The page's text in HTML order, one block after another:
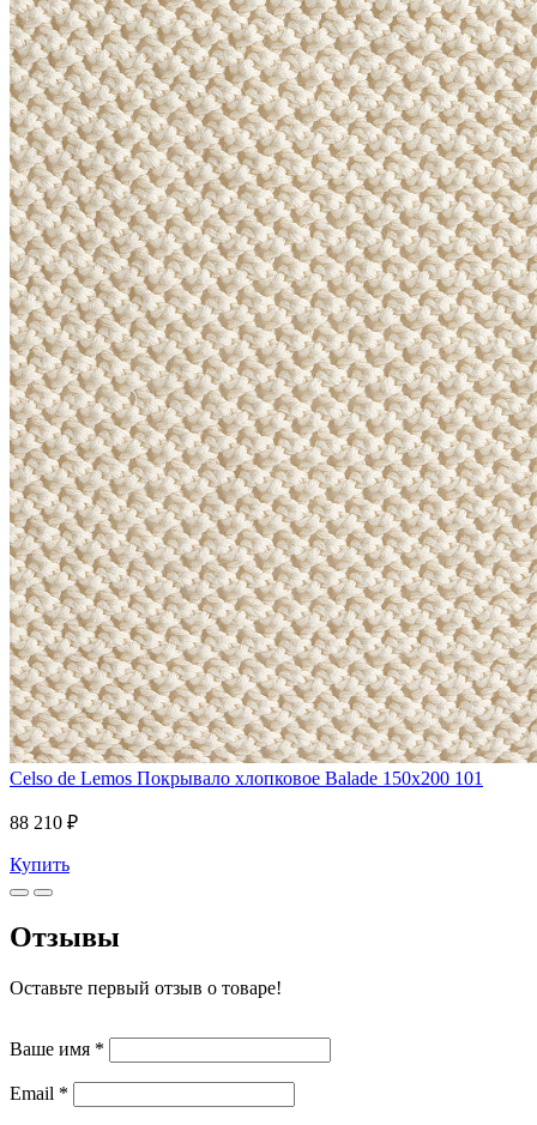
Celso de Lemos Покрывало хлопковое Balade 150x200 101
88 210 ₽
Купить
Отзывы
Оставьте первый отзыв о товаре!
Ваше имя *
Email *